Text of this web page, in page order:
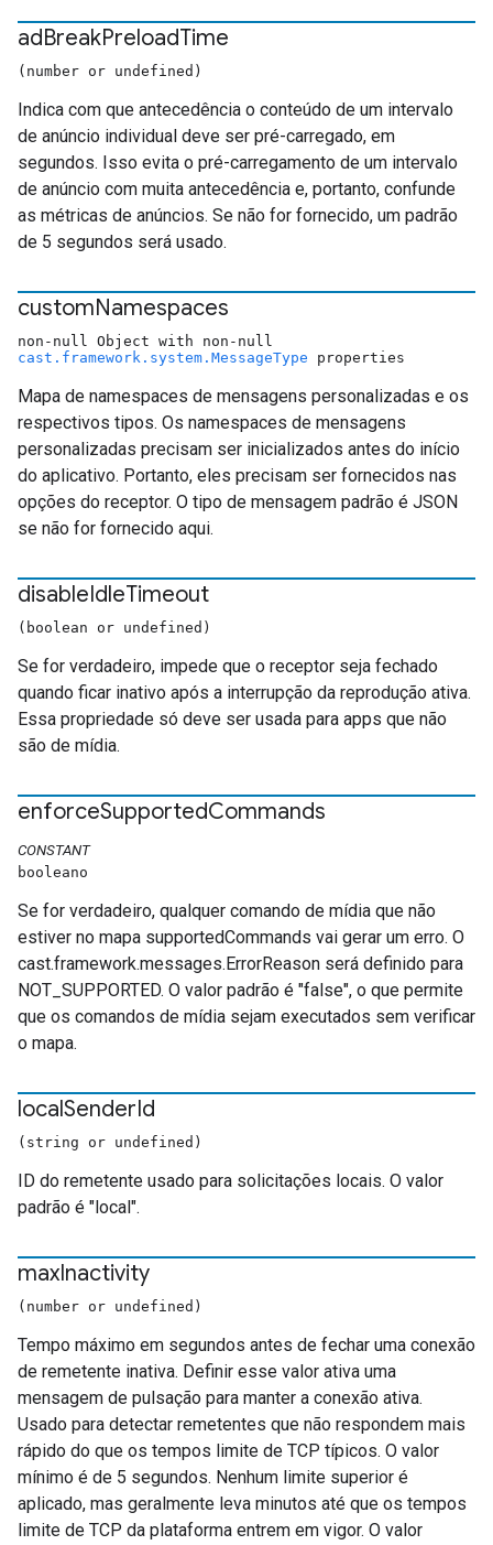
adBreakPreloadTime
(number or undefined)
Indica com que antecedência o conteúdo de um intervalo
de anúncio individual deve ser pré-carregado, em
segundos. Isso evita o pré-carregamento de um intervalo
de anúncio com muita antecedência e, portanto, confunde
as métricas de anúncios. Se não for fornecido, um padrão
de 5 segundos será usado.
customNamespaces
non-null Object with non-null
cast.framework.system.MessageType properties
Mapa de namespaces de mensagens personalizadas e os
respectivos tipos. Os namespaces de mensagens
personalizadas precisam ser inicializados antes do início
do aplicativo. Portanto, eles precisam ser fornecidos nas
opções do receptor. O tipo de mensagem padrão é JSON
se não for fornecido aqui.
disableIdleTimeout
(boolean or undefined)
Se for verdadeiro, impede que o receptor seja fechado
quando ficar inativo após a interrupção da reprodução ativa.
Essa propriedade só deve ser usada para apps que não
são de mídia.
enforceSupportedCommands
CONSTANT
booleano
Se for verdadeiro, qualquer comando de mídia que não
estiver no mapa supportedCommands vai gerar um erro. O
cast.framework.messages.ErrorReason será definido para
NOT_SUPPORTED. O valor padrão é "false", o que permite
que os comandos de mídia sejam executados sem verificar
o mapa.
localSenderId
(string or undefined)
ID do remetente usado para solicitações locais. O valor
padrão é "local".
maxInactivity
(number or undefined)
Tempo máximo em segundos antes de fechar uma conexão
de remetente inativa. Definir esse valor ativa uma
mensagem de pulsação para manter a conexão ativa.
Usado para detectar remetentes que não respondem mais
rápido do que os tempos limite de TCP típicos. O valor
mínimo é de 5 segundos. Nenhum limite superior é
aplicado, mas geralmente leva minutos até que os tempos
limite de TCP da plataforma entrem em vigor. O valor